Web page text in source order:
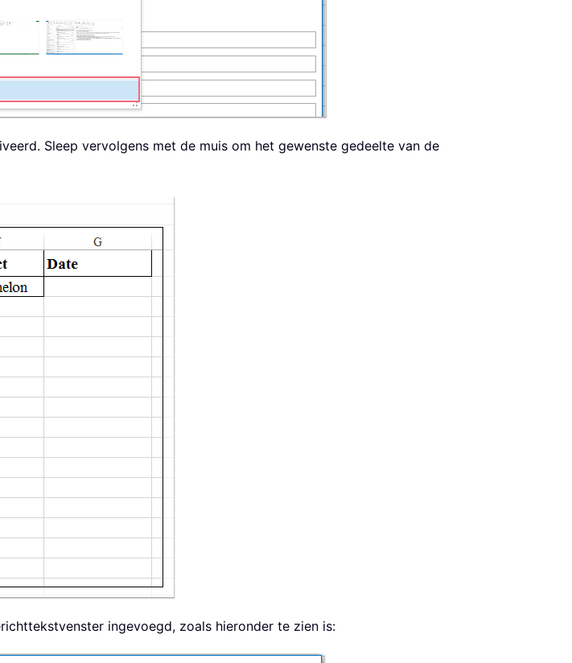
Sleep vervolgens met de muis om het gewenste gedeelte van de
ingevoegd, zoals hieronder te zien is: